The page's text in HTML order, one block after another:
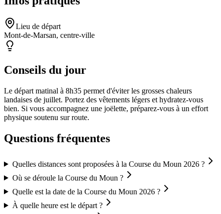
Lieu de départ
Mont-de-Marsan, centre-ville
Conseils du jour
Le départ matinal à 8h35 permet d'éviter les grosses chaleurs
landaises de juillet. Portez des vêtements légers et hydratez-vous
bien. Si vous accompagnez une joëlette, préparez-vous à un effort
physique soutenu sur route.
Questions fréquentes
Quelles distances sont proposées à la Course du Moun 2026 ?
Où se déroule la Course du Moun ?
Quelle est la date de la Course du Moun 2026 ?
À quelle heure est le départ ?